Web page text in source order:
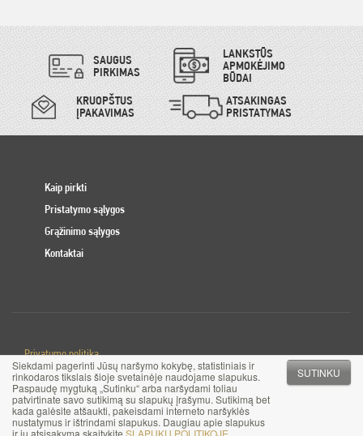
Siekdami pagerinti Jūsų naršymo kokybę, statistiniais ir
rinkodaros tikslais šioje svetainėje naudojame slapukus.
Paspaudę mygtuką „Sutinku“ arba naršydami toliau
patvirtinate savo sutikimą su slapukų įrašymu. Sutikimą bet
kada galėsite atšaukti, pakeisdami interneto naršyklės
nustatymus ir ištrindami slapukus. Daugiau apie slapukus
ir jų atsisakymą skaitykite SLAPUKŲ POLITIKOJE
SUTINKU
SAUGUS
PIRKIMAS
LANKSTŪS
APMOKĖJIMO
BŪDAI
KRUOPŠTUS
ĮPAKAVIMAS
ATSAKINGAS
PRISTATYMAS
Kaip pirkti
Pristatymo sąlygos
Grąžinimo sąlygos
Kontaktai
Privatumo politika
Slapuku politika
© 2017 MB Pinigai.lt. Visos teisės saugomos